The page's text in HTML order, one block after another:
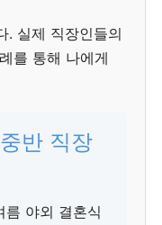
. 실제 직장인들의
를 통해 나에게
반 직장
야외 결혼식